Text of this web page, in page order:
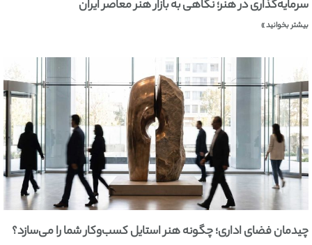
سرمایه‌گذاری در هنر؛ نگاهی به بازار هنر معاصر ایران
بیشتر بخوانید »
چیدمان فضای اداری؛ چگونه هنر استایل کسب‌وکار شما را می‌سازد؟